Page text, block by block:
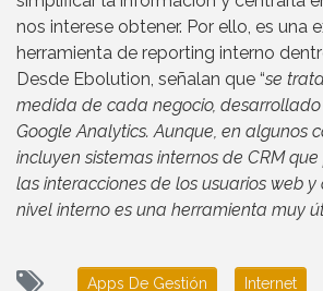
nos interese obtener. Por ello, es una
herramienta de reporting interno
Desde Ebolution, señalan que “se
medida de cada negocio,
Google Analytics. Aunque, en algunos
incluyen sistemas internos de CRM
las interacciones de los usuarios web y
nivel interno es una herramienta muy
Apps De Gestión Internet